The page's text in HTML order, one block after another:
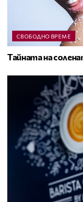
СВОБОДНО ВРЕМЕ
Тайната на